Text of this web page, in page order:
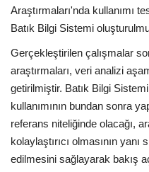
Araştırmaları'nda kullanımı
Batık Bilgi Sistemi
Gerçekleştirilen çalışmalar
araştırmaları, veri analizi
getirilmiştir. Batık Bilgi Sistemi
kullanımının bundan sonra
referans niteliğinde olacağı,
kolaylaştırıcı olmasının
edilmesini sağlayarak bakış